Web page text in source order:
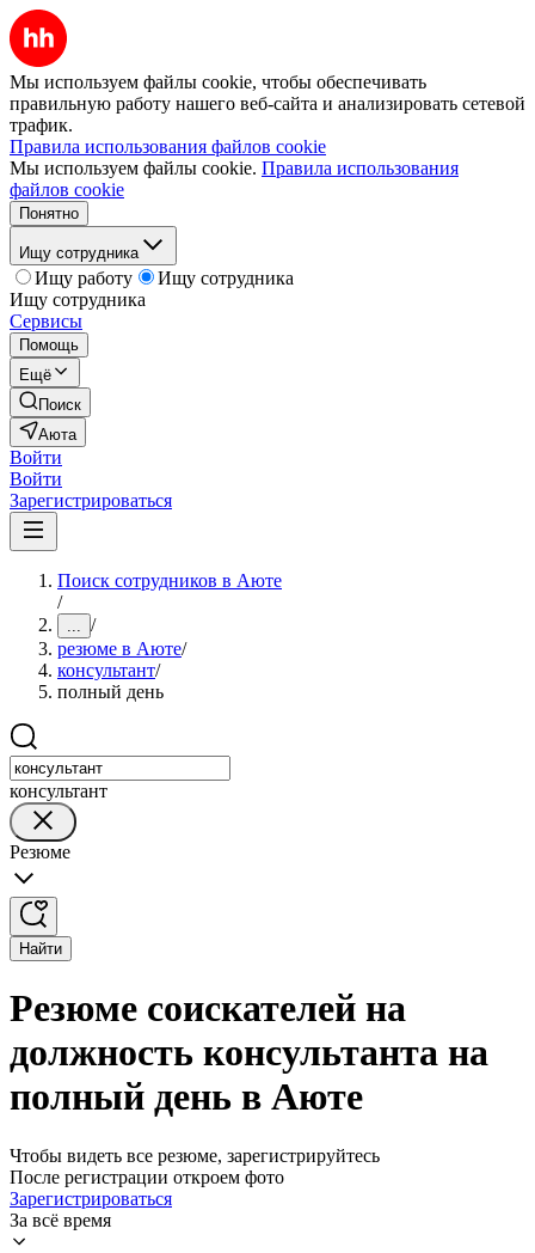
Мы используем файлы cookie, чтобы обеспечивать
правильную работу нашего веб-сайта и анализировать сетевой
трафик.
Правила использования файлов cookie
Мы используем файлы cookie. Правила использования
файлов cookie
Понятно
Ищу сотрудника
Ищу работу
Ищу сотрудника
Ищу сотрудника
Сервисы
Помощь
Ещё
Поиск
Аюта
Войти
Войти
Зарегистрироваться
Поиск сотрудников в Аюте
/
... /
резюме в Аюте/
консультант/
полный день
консультант
Резюме
Найти
Резюме соискателей на
должность консультанта на
полный день в Аюте
Чтобы видеть все резюме, зарегистрируйтесь
После регистрации откроем фото
Зарегистрироваться
За всё время